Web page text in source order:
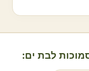
לבת ים: